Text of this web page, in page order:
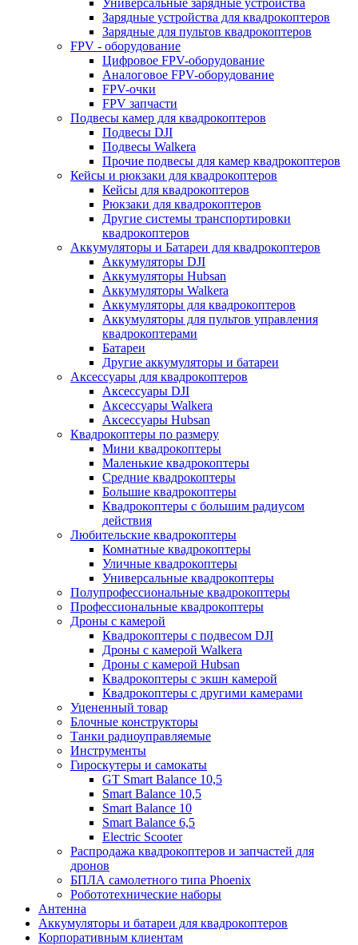
Зарядные устройства для квадрокоптеров
Зарядные для пультов квадрокоптеров
FPV - оборудование
Цифровое FPV-оборудование
Аналоговое FPV-оборудование
FPV-очки
FPV запчасти
Подвесы камер для квадрокоптеров
Подвесы DJI
Подвесы Walkera
Прочие подвесы для камер квадрокоптеров
Кейсы и рюкзаки для квадрокоптеров
Кейсы для квадрокоптеров
Рюкзаки для квадрокоптеров
Другие системы транспортировки
квадрокоптеров
Аккумуляторы и Батареи для квадрокоптеров
Аккумуляторы DJI
Аккумуляторы Hubsan
Аккумуляторы Walkera
Аккумуляторы для квадрокоптеров
Аккумуляторы для пультов управления
квадрокоптерами
Батареи
Другие аккумуляторы и батареи
Аксессуары для квадрокоптеров
Аксессуары DJI
Аксессуары Walkera
Аксессуары Hubsan
Квадрокоптеры по размеру
Мини квадрокоптеры
Маленькие квадрокоптеры
Средние квадрокоптеры
Большие квадрокоптеры
Квадрокоптеры с большим радиусом
действия
Любительские квадрокоптеры
Комнатные квадрокоптеры
Уличные квадрокоптеры
Универсальные квадрокоптеры
Полупрофессиональные квадрокоптеры
Профессиональные квадрокоптеры
Дроны с камерой
Квадрокоптеры с подвесом DJI
Дроны с камерой Walkera
Дроны с камерой Hubsan
Квадрокоптеры с экшн камерой
Квадрокоптеры с другими камерами
Уцененный товар
Блочные конструкторы
Танки радиоуправляемые
Инструменты
Гироскутеры и самокаты
GT Smart Balance 10,5
Smart Balance 10,5
Smart Balance 10
Smart Balance 6,5
Electric Scooter
Распродажа квадрокоптеров и запчастей для
дронов
БПЛА самолетного типа Phoenix
Робототехнические наборы
Антенна
Аккумуляторы и батареи для квадрокоптеров
Корпоративным клиентам